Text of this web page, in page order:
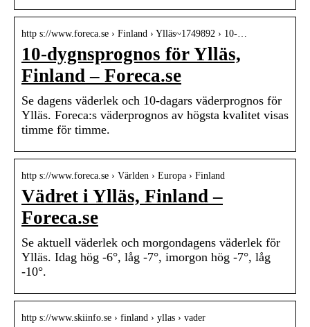
http s://www.foreca.se › Finland › Ylläs~1749892 › 10-…
10-dygnsprognos för Ylläs,
Finland – Foreca.se
Se dagens väderlek och 10-dagars väderprognos för
Ylläs. Foreca:s väderprognos av högsta kvalitet visas
timme för timme.
http s://www.foreca.se › Världen › Europa › Finland
Vädret i Ylläs, Finland –
Foreca.se
Se aktuell väderlek och morgondagens väderlek för
Ylläs. Idag hög -6°, låg -7°, imorgon hög -7°, låg
-10°.
http s://www.skiinfo.se › finland › yllas › vader